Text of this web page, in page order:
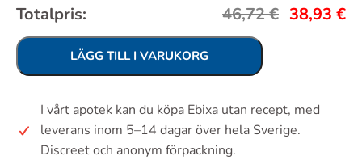
Totalpris: 46,72€ 38,93 €
LÄGG TILL I VARUKORG
I vårt apotek kan du köpa Ebixa utan recept, med
leverans inom 5–14 dagar över hela Sverige.
Discreet och anonym förpackning.